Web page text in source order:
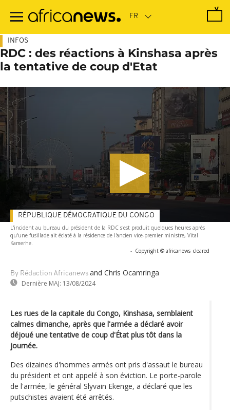
contenu
INFOS
RDC : des réactions à Kinshasa après
la tentative de coup d'Etat
L'incident au bureau du président de la RDC s'est produit quelques heures après
qu'une fusillade ait éclaté à la résidence de l'ancien vice-premier ministre, Vital
Kamerhe.
- Copyright © africanews cleared
By Rédaction Africanews and Chris Ocamringa
Dernière MAJ: 13/08/2024
RÉPUBLIQUE DÉMOCRATIQUE DU CONGO
Les rues de la capitale du Congo, Kinshasa, semblaient
calmes dimanche, après que l'armée a déclaré avoir
déjoué une tentative de coup d'État plus tôt dans la
journée.
Des dizaines d'hommes armés ont pris d'assaut le bureau
du président et ont appelé à son éviction. Le porte-parole
de l'armée, le général Slyvain Ekenge, a déclaré que les
putschistes avaient été arrêtés.